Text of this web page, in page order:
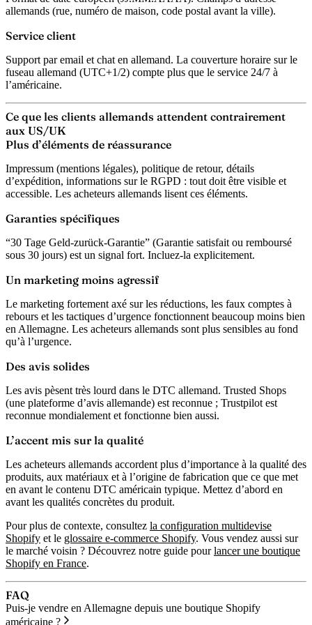
allemands (rue, numéro de maison, code postal avant la ville).
Service client
Support par email et chat en allemand. La couverture horaire sur le
fuseau allemand (UTC+1/2) compte plus que le service 24/7 à
l’américaine.
Ce que les clients allemands attendent contrairement
aux US/UK
Plus d’éléments de réassurance
Impressum (mentions légales), politique de retour, détails
d’expédition, informations sur le RGPD : tout doit être visible et
accessible. Les acheteurs allemands lisent ces éléments.
Garanties spécifiques
“30 Tage Geld-zurück-Garantie” (Garantie satisfait ou remboursé
sous 30 jours) est un signal fort. Incluez-la explicitement.
Un marketing moins agressif
Le marketing fortement axé sur les réductions, les faux comptes à
rebours et les tactiques d’urgence fonctionnent beaucoup moins bien
en Allemagne. Les acheteurs allemands sont plus sensibles au fond
qu’à l’urgence.
Des avis solides
Les avis pèsent très lourd dans le DTC allemand. Trusted Shops
(une plateforme d’avis allemande) est reconnue ; Trustpilot est
reconnue mondialement et fonctionne bien aussi.
L’accent mis sur la qualité
Les acheteurs allemands accordent plus d’importance à la qualité des
produits, aux matériaux et à l’origine de fabrication que ce que met
en avant le contenu DTC américain typique. Mettez d’abord en
avant les qualités concrètes du produit.
Pour plus de contexte, consultez la configuration multidevise
Shopify et le glossaire e-commerce Shopify. Vous vendez aussi sur
le marché voisin ? Découvrez notre guide pourlancer une boutique
Shopify en France.
FAQ
Puis-je vendre en Allemagne depuis une boutique Shopify
américaine ?